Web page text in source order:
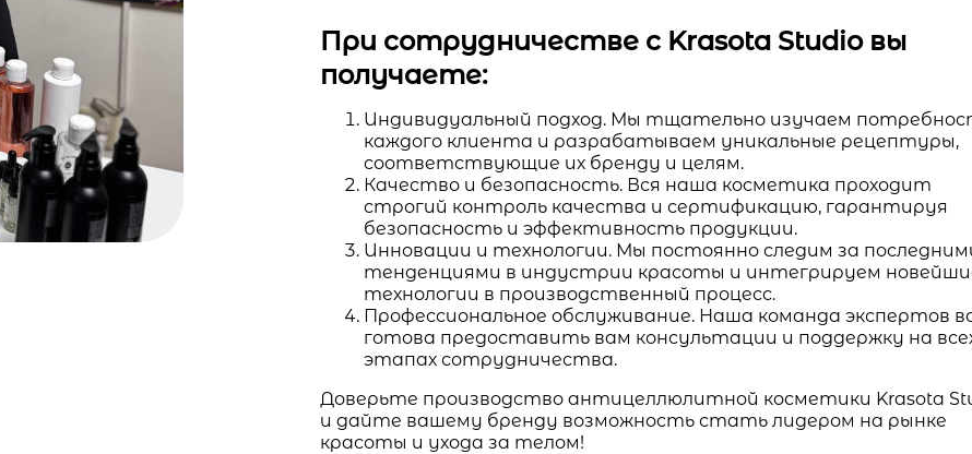
При сотрудничестве с Krasota Studio вы
получаете:
Индивидуальный подход. Мы тщательно изучаем
каждого клиента и разрабатываем уникальные рецептуры,
соответствующие их бренду и целям.
Качество и безопасность. Вся наша косметика проходит
строгий контроль качества и сертификацию, гарантируя
безопасность и эффективность продукции.
Инновации и технологии. Мы постоянно следим за
тенденциями в индустрии красоты и интегрируем
технологии в производственный процесс.
Профессиональное обслуживание. Наша команда экспертов
готова предоставить вам консультации и поддержку на
этапах сотрудничества.
Доверьте производство антицеллюлитной косметики Krasota
и дайте вашему бренду возможность стать лидером на рынке
красоты и ухода за телом!